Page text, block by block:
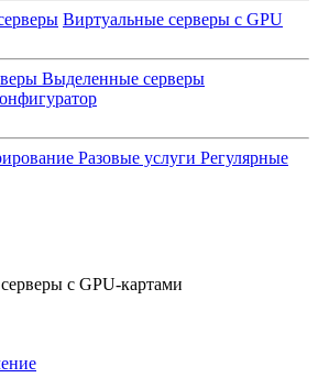
Виртуальные серверы с GPU
Выделенные серверы
Разовые услуги Регулярные
с GPU-картами